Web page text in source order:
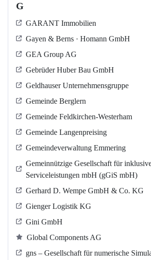
G
GARANT Immobilien
Gayen & Berns · Homann GmbH
GEA Group AG
Gebrüder Huber Bau GmbH
Geldhauser Unternehmensgruppe
Gemeinde Berglern
Gemeinde Feldkirchen-Westerham
Gemeinde Langenpreising
Gemeindeverwaltung Emmering
Gemeinnützige Gesellschaft für
Serviceleistungen mbH (gGiS mbH)
Gerhard D. Wempe GmbH & Co. KG
Gienger Logistik KG
Gini GmbH
Global Components AG
gns – Gesellschaft für numerische